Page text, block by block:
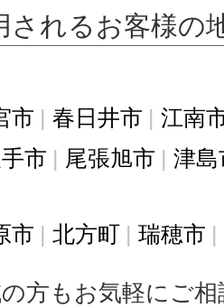
れるお客様の
市 春日井市
江南
市 尾張旭市 津島
市 北方町 瑞穂市
方もお気軽にご